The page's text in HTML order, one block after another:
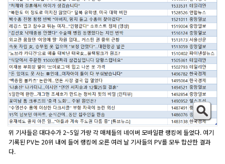
위 기사들은 대다수가 2~5일 가량 각 매체들의 네이버 모바일판 랭킹에 들었다. 여기
기록된 PV는 20위 내에 들어 랭킹에 오른 여러 날 기사들의 PV를 모두 합산한 결과
다.